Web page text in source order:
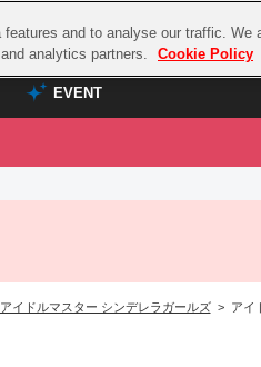
EVENT
EVENT
ASOBI STAGE
ラブライブ
ラブライブ
アイドルマスター シンデレラガールズ> アイ
and to analyse our traffic. We
analytics partners.
Cookie Policy